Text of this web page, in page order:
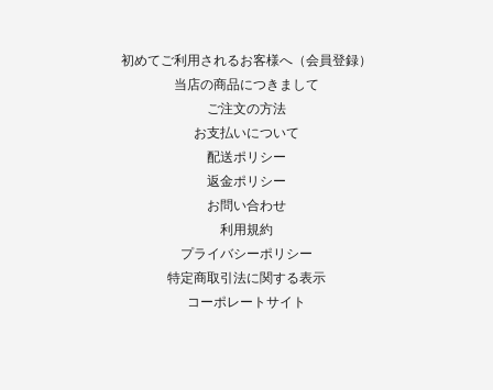
初めてご利用されるお客様へ（会員登録）
当店の商品につきまして
ご注文の方法
お支払いについて
配送ポリシー
返金ポリシー
お問い合わせ
利用規約
プライバシーポリシー
特定商取引法に関する表示
コーポレートサイト